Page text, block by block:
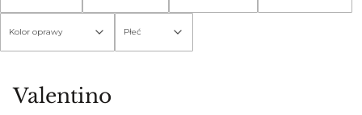
Kolor oprawy Płeć
Valentino